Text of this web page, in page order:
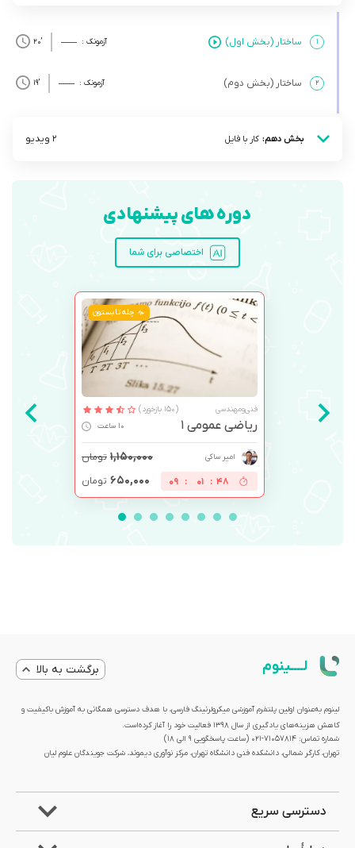
۱ ساختار (بخش اول) آزمونک : ’20
۲ ساختار (بخش دوم) آزمونک : ’19
بخش دهم: کار با فایل 2 ویدیو
دوره های پیشنهادی
اختصاصی برای شما
چله تابستون
فنی‌ومهندسی (150 بازخورد)
ریاضی عمومی 1 10 ساعت
امیر ساکی ۱,۱۵۰,۰۰۰ تومان
48
:
01
:
09 ۶۵۰,۰۰۰ تومان
لــــینوم برگشت به بالا
لینوم به‌عنوان اولین پلتفرم آموزشی میکرولرنینگ فارسی، با هدف دسترسی همگانی به آموزش باکیفیت و
کاهش هزینه‌های یادگیری از سال 1398 فعالیت خود را آغاز کرده‌است.
شماره تماس: 71057814-021 (ساعت پاسخگویی ۹ الی ۱۸)
تهران، کارگر شمالی، دانشکده فنی دانشگاه تهران، مرکز نوآوری دیموند، شرکت جویندگان علوم لیان
دسترسی سریع